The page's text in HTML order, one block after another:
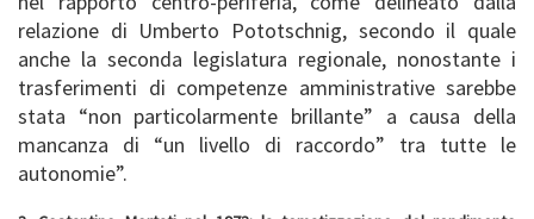
relazione di Umberto Pototschnig, secondo il quale
anche la seconda legislatura regionale, nonostante i
trasferimenti di competenze amministrative sarebbe
stata “non particolarmente brillante” a causa della
mancanza di “un livello di raccordo” tra tutte le
autonomie”.